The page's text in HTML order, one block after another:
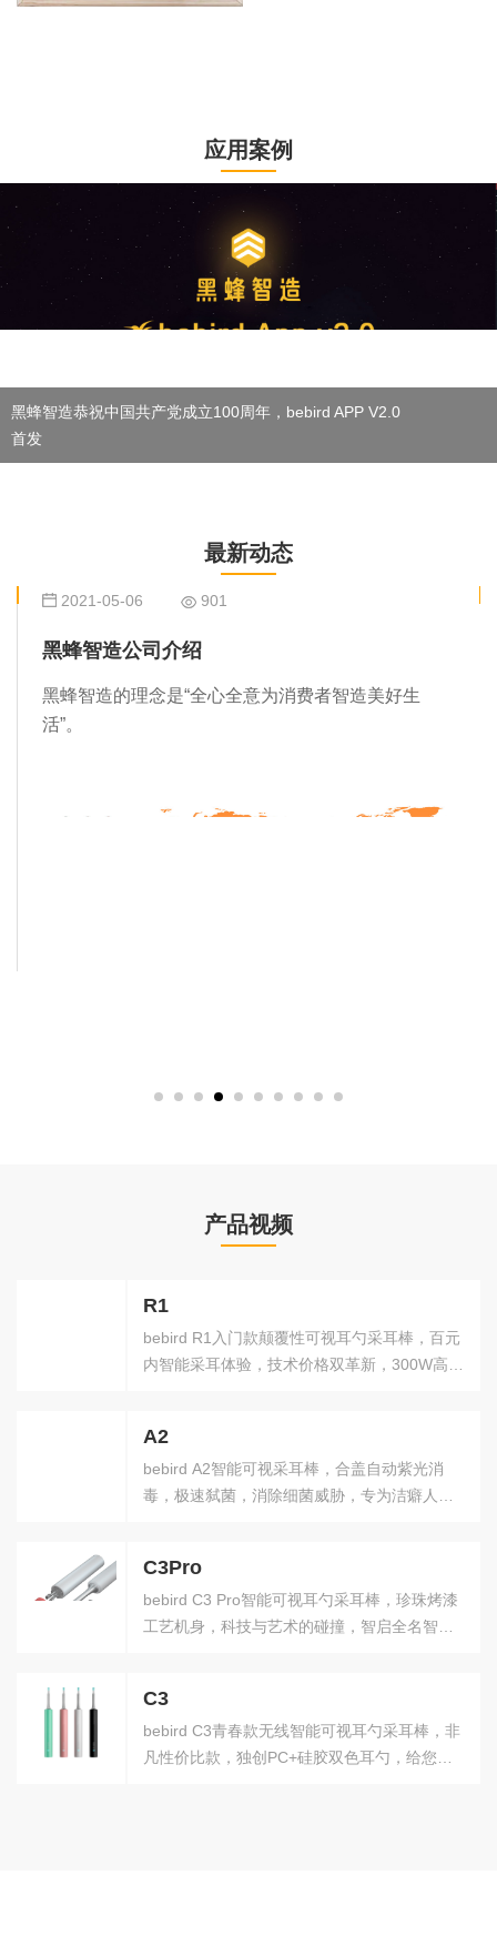
应用案例
黑蜂智造恭祝中国共产党成立100周年，bebird APP V2.0
首发
最新动态
2021-05-06 901
黑蜂智造公司介绍
黑蜂智造的理念是“全心全意为消费者智造美好生
活”。
产品视频
R1
bebird R1入门款颠覆性可视耳勺采耳棒，百元
内智能采耳体验，技术价格双革新，300W高清
A2
bebird A2智能可视采耳棒，合盖自动紫光消
毒，极速弑菌，消除细菌威胁，专为洁癖人群
C3Pro
bebird C3 Pro智能可视耳勺采耳棒，珍珠烤漆
工艺机身，科技与艺术的碰撞，智启全名智能
C3
bebird C3青春款无线智能可视耳勺采耳棒，非
凡性价比款，独创PC+硅胶双色耳勺，给您更